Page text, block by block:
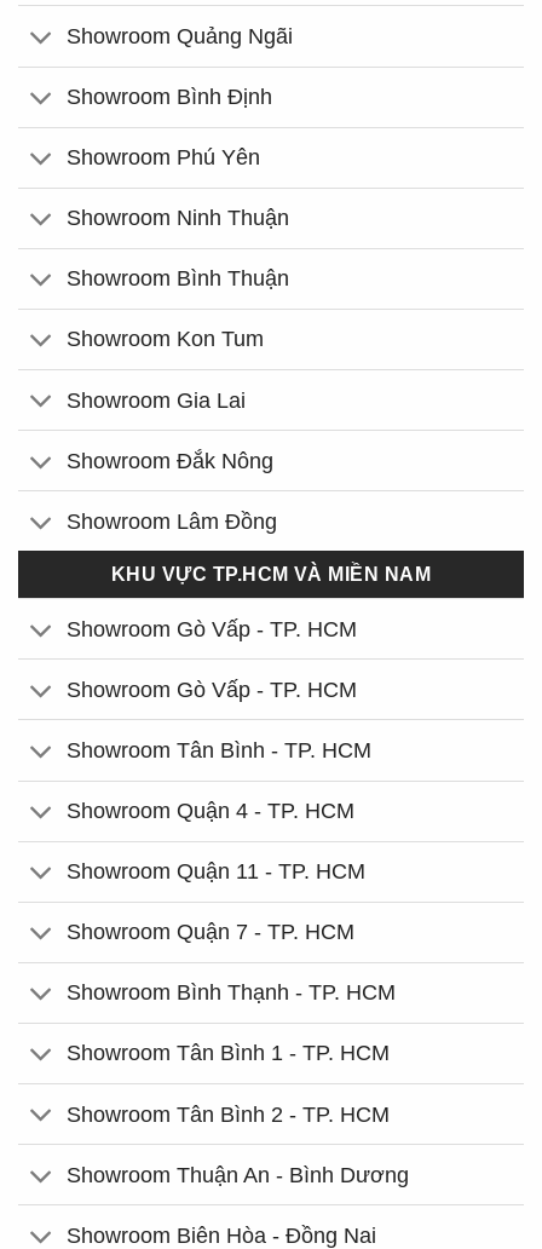
Showroom Quảng Ngãi
Showroom Bình Định
Showroom Phú Yên
Showroom Ninh Thuận
Showroom Bình Thuận
Showroom Kon Tum
Showroom Gia Lai
Showroom Đắk Nông
Showroom Lâm Đồng
KHU VỰC TP.HCM VÀ MIỀN NAM
Showroom Gò Vấp - TP. HCM
Showroom Gò Vấp - TP. HCM
Showroom Tân Bình - TP. HCM
Showroom Quận 4 - TP. HCM
Showroom Quận 11 - TP. HCM
Showroom Quận 7 - TP. HCM
Showroom Bình Thạnh - TP. HCM
Showroom Tân Bình 1 - TP. HCM
Showroom Tân Bình 2 - TP. HCM
Showroom Thuận An - Bình Dương
Showroom Biên Hòa - Đồng Nai